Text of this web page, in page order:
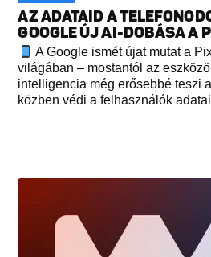
AZ ADATAID A
GOOGLE ÚJ AI-DOBÁSA A
A Google ismét újat mutat a
világában – mostantól az
intelligencia még erősebbé teszi
közben védi a felhasználók